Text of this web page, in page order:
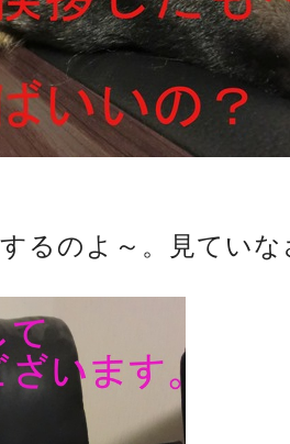
るのよ～。見てい